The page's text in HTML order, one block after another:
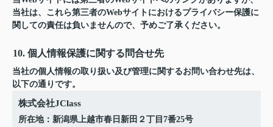
当社は、これら第三者のWebサイトにおけるプライバシー保護に
関しての責任は負いませんので、予めご了承ください。
10. 個人情報保護に関する問合せ先
当社の個人情報の取り扱い及び管理に関するお問い合わせ先は、
以下の通りです。
株式会社JClass
所在地：新潟県上越市春日新田２丁目7番25号